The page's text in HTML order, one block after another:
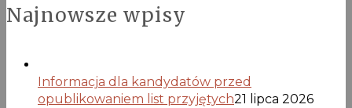
Najnowsze wpisy
Informacja dla kandydatów przed
opublikowaniem list przyjętych21 lipca 2026